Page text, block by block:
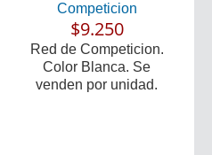
Competicion
$9.250
Red de Competicion.
Color Blanca. Se
venden por unidad.